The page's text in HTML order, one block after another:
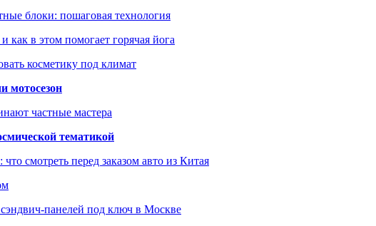
блоки: пошаговая технология
как в этом помогает горячая йога
косметику под климат
мотосезон
частные мастера
тематикой
смотреть перед заказом авто из Китая
сэндвич-панелей под ключ в Москве